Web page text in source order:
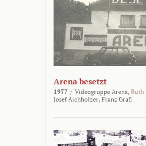
Arena besetzt
1977 / Videogruppe Arena, Ruth
Josef Aichholzer, Franz Grafl